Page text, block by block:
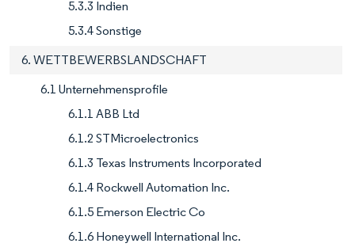
5.3.3 Indien
5.3.4 Sonstige
6. WETTBEWERBSLANDSCHAFT
6.1 Unternehmensprofile
6.1.1 ABB Ltd
6.1.2 STMicroelectronics
6.1.3 Texas Instruments Incorporated
6.1.4 Rockwell Automation Inc.
6.1.5 Emerson Electric Co
6.1.6 Honeywell International Inc.